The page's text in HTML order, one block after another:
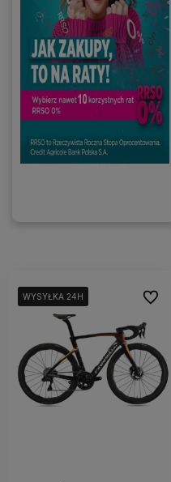
WYSYŁKA 24H
WYSYŁKA 24H
WYSYŁKA 24H
WYSYŁKA 24H Do